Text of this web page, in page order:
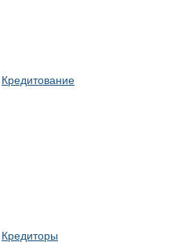
Кредитование
Кредиторы